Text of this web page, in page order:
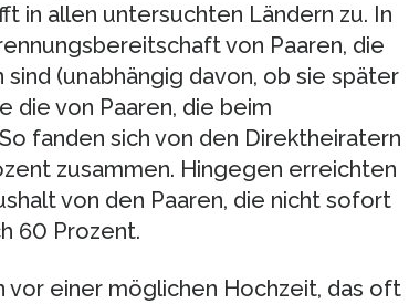
in allen untersuchten Ländern zu. In
von Paaren, die
(unabhängig davon, ob sie später
die von Paaren, die beim
fanden sich von den Direktheiratern
zusammen. Hingegen erreichten
von den Paaren, die nicht sofort
60 Prozent.
einer möglichen Hochzeit, das oft